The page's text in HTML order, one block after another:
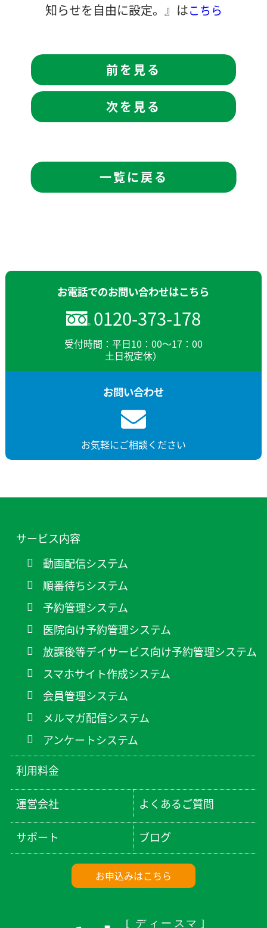
知らせを自由に設定。 』はこちら
前を見る
次を見る
一覧に戻る
お電話でのお問い合わせはこちら
0120-373-178
受付時間：平日10：00～17：00
土日祝定休）
お問い合わせ
お気軽にご相談ください
サービス内容
動画配信システム
順番待ちシステム
予約管理システム
医院向け予約管理システム
放課後等デイサービス向け予約管理システム
スマホサイト作成システム
会員管理システム
メルマガ配信システム
アンケートシステム
利用料金
運営会社 よくあるご質問
サポート ブログ
お申込みはこちら